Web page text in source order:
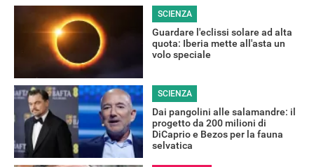
SCIENZA
Guardare l'eclissi solare ad alta
quota: Iberia mette all'asta un
volo speciale
SCIENZA
Dai pangolini alle salamandre: il
progetto da 200 milioni di
DiCaprio e Bezos per la fauna
selvatica